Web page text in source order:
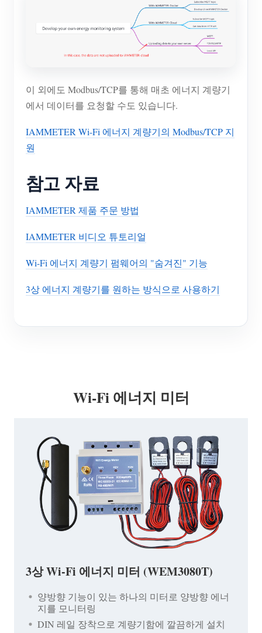
이 외에도 Modbus/TCP를 통해 매초 에너지 계량기
에서 데이터를 요청할 수도 있습니다.
IAMMETER Wi-Fi 에너지 계량기의 Modbus/TCP 지
원
참고 자료
IAMMETER 제품 주문 방법
IAMMETER 비디오 튜토리얼
Wi-Fi 에너지 계량기 펌웨어의 "숨겨진" 기능
3상 에너지 계량기를 원하는 방식으로 사용하기
Wi-Fi 에너지 미터
3상 Wi-Fi 에너지 미터 (WEM3080T)
양방향 기능이 있는 하나의 미터로 양방향 에너
지를 모니터링
DIN 레일 장착으로 계량기함에 깔끔하게 설치